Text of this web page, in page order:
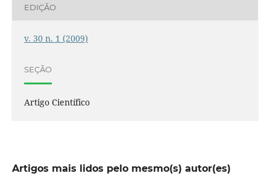
EDIÇÃO
v. 30 n. 1 (2009)
SEÇÃO
Artigo Científico
Artigos mais lidos pelo mesmo(s) autor(es)